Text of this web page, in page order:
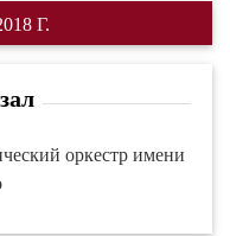
Г.
оркестр имени